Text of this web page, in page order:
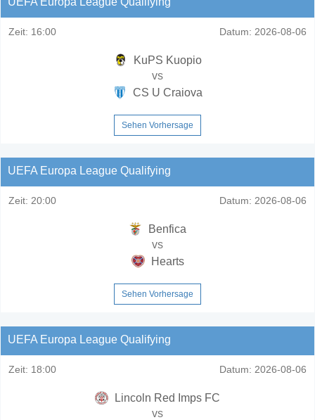
Zeit: 16:00 Datum: 2026-08-06
KuPS Kuopio
vs
CS U Craiova
Sehen Vorhersage
UEFA Europa League Qualifying
Zeit: 20:00 Datum: 2026-08-06
Benfica
vs
Hearts
Sehen Vorhersage
UEFA Europa League Qualifying
Zeit: 18:00 Datum: 2026-08-06
Lincoln Red Imps FC
vs